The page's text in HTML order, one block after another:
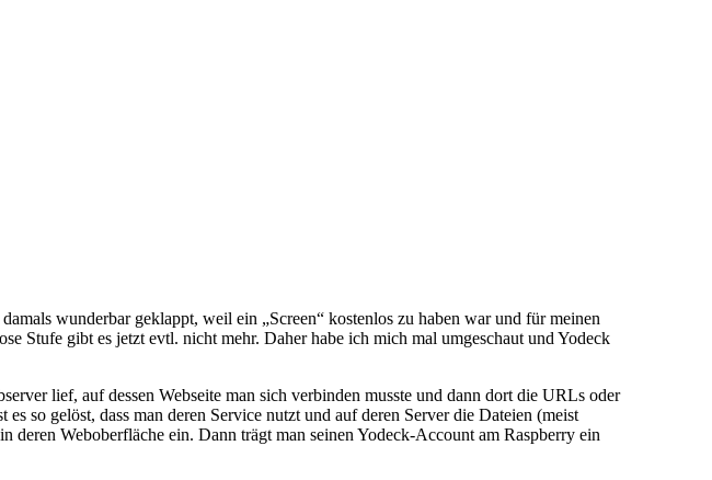
wunderbar geklappt, weil ein „Screen“ kostenlos zu haben war und für meinen
Stufe gibt es jetzt evtl. nicht mehr. Daher habe ich mich mal umgeschaut und Yodeck
lief, auf dessen Webseite man sich verbinden musste und dann dort die URLs oder
so gelöst, dass man deren Service nutzt und auf deren Server die Dateien (meist
Weboberfläche ein. Dann trägt man seinen Yodeck-Account am Raspberry ein